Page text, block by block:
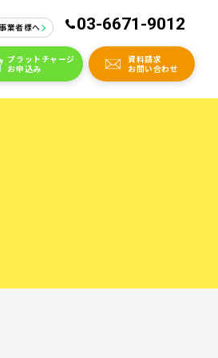
業者様へ 03-6671-9012
プラットチャージ
お申込み
資料請求
お問い合わせ